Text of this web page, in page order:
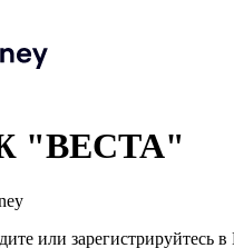
"ВЕСТА"
или зарегистрируйтесь